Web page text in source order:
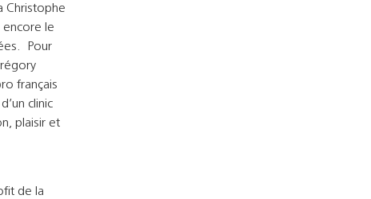
Christophe
encore le
Pour
français
clinic
plaisir et
de la